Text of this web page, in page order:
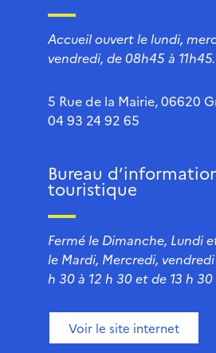
Accueil ouvert le lundi,
vendredi, de 08h45 à 11h45.
5 Rue de la Mairie, 06620
04 93 24 92 65
Bureau
touristique
Fermé le Dimanche, Lundi
le Mardi, Mercredi,
h 30 à 12 h 30 et de 13 h 30
Voir le site internet